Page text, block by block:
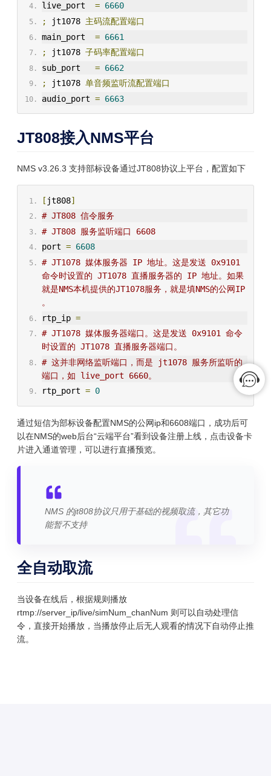
live_port = 6660
;
jt1078 主码流配置端口
main_port = 6661
;
jt1078 子码率配置端口
sub_port = 6662
;
jt1078 单音频监听流配置端口
audio_port = 6663
JT808接入NMS平台
NMS v3.26.3 支持部标设备通过JT808协议上平台，配置如下
[ jt808]
# JT808 信令服务
# JT808 服务监听端口 6608
port = 6608
# JT1078 媒体服务器 IP 地址。这是发送 0x9101
命令时设置的 JT1078 直播服务器的 IP 地址。如果
就是NMS本机提供的JT1078服务，就是填NMS的公网IP
。
rtp_ip =
# JT1078 媒体服务器端口。这是发送 0x9101 命令
时设置的 JT1078 直播服务器端口。
# 这并非网络监听端口，而是 jt1078 服务所监听的
端口，如 live_port 6660。
rtp_port = 0
通过短信为部标设备配置NMS的公网ip和6608端口，成功后可
以在NMS的web后台“云端平台”看到设备注册上线，点击设备卡
片进入通道管理，可以进行直播预览。
NMS 的jt808协议只用于基础的视频取流，其它功
能暂不支持
全自动取流
当设备在线后，根据规则播放
rtmp://server_ip/live/simNum_chanNum 则可以自动处理信
令，直接开始播放，当播放停止后无人观看的情况下自动停止推
流。